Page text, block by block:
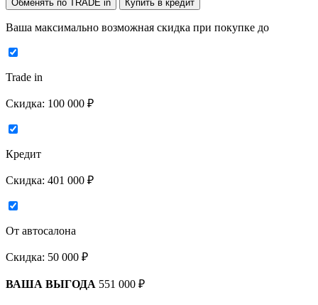
Обменять по TRADE in Купить в кредит
Ваша максимально возможная скидка при покупке до
Trade in
Скидка: 100 000 ₽
Кредит
Скидка: 401 000 ₽
От автосалона
Скидка: 50 000 ₽
ВАША ВЫГОДА 551 000 ₽